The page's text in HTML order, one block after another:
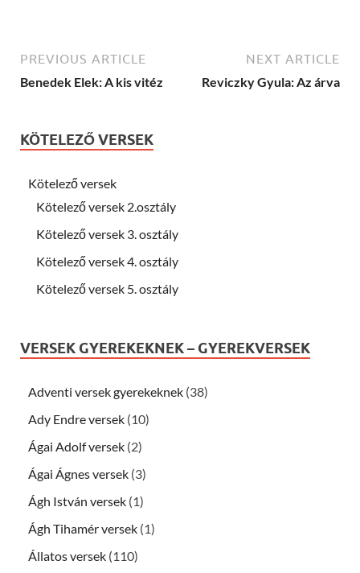
PREVIOUS ARTICLE
Benedek Elek: A kis vitéz
NEXT ARTICLE
Reviczky Gyula: Az árva
KÖTELEZŐ VERSEK
Kötelező versek
Kötelező versek 2.osztály
Kötelező versek 3. osztály
Kötelező versek 4. osztály
Kötelező versek 5. osztály
VERSEK GYEREKEKNEK – GYEREKVERSEK
Adventi versek gyerekeknek (38)
Ady Endre versek (10)
Ágai Adolf versek (2)
Ágai Ágnes versek (3)
Ágh István versek (1)
Ágh Tihamér versek (1)
Állatos versek (110)